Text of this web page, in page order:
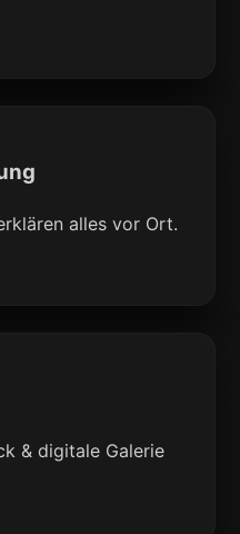
alles vor Ort.
& digitale Galerie